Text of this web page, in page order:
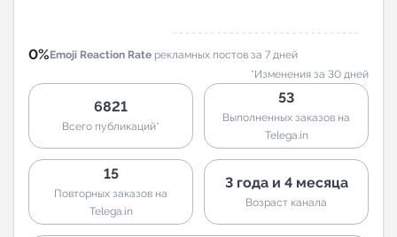
0%Emoji Reaction Rate рекламных постов за 7 дней
*Изменения за 30 дней
6821
Всего публикаций*
53
Выполненных заказов на
Telega.in
15
Повторных заказов на
Telega.in
3 года и 4 месяца
Возраст канала